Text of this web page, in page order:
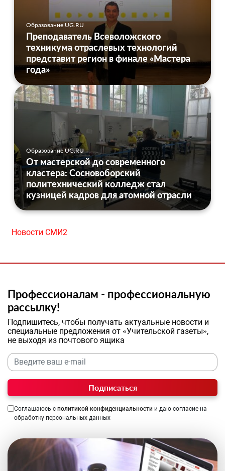
Образование UG.RU
Преподаватель Всеволожского
техникума отраслевых технологий
представит регион в финале «Мастера
года»
Образование UG.RU
От мастерской до современного
кластера: Сосновоборский
политехнический колледж стал
кузницей кадров для атомной отрасли
Новости СМИ2
Профессионалам - профессиональную
рассылку!
Подпишитесь, чтобы получать актуальные новости и
специальные предложения от «Учительской газеты»,
не выходя из почтового ящика
Подписаться
Соглашаюсь с политикой конфиденциальности и даю согласие на
обработку персональных данных